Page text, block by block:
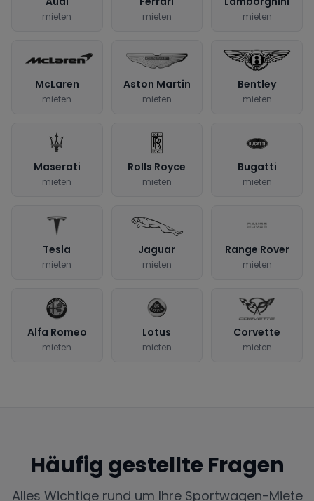
mieten mieten mieten
McLaren
mieten
Aston Martin
mieten
Bentley
mieten
Maserati
mieten
Rolls Royce
mieten
Bugatti
mieten
Tesla
mieten
Jaguar
mieten
Range Rover
mieten
Alfa Romeo
mieten
Lotus
mieten
Corvette
mieten
Häufig gestellte Fragen
Alles Wichtige rund um Ihre Sportwagen-Miete